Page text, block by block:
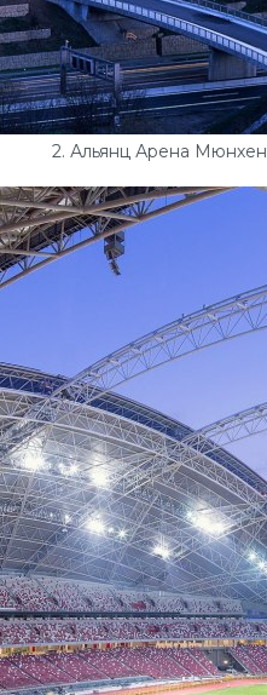
2. Альянц Арена Мюнхен